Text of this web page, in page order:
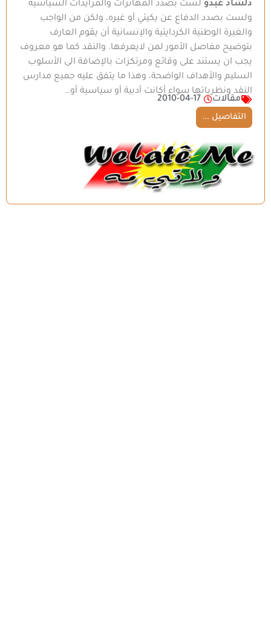
دلشاد عبدو لست بصدد المهاترات والمزايدات السياسية
ولست بصدد الدفاع عن يكيتي أو غيره، ولكن من الواجب
والغيرة الوطنية الكردايتية والإنسانية أن يقوم العارف
بتوضيح مفاصل الأمور لمن لايعرفها. والنقد كما هو معروف
يجب ان يستند على وقائع ومرتكزات بالإضافة الى الأسلوب
السليم والأهداف الواضحة، وهذا ما يتفق عليه جميع مدارس
النقد ونظرياتها سواء أكانت أدبية أو سياسية أو…
مقالات
2010-04-17
التفاصيل ...